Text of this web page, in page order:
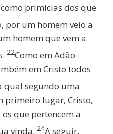
primícias dos que
por um homem veio a
homem que vem a
22Como em Adão
em Cristo todos
qual segundo uma
primeiro lugar, Cristo,
que pertencem a
vinda. 24A seguir,